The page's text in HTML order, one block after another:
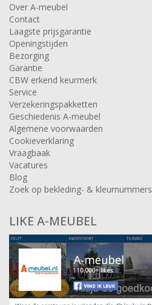
Over A-meubel
Contact
Laagste prijsgarantie
Openingstijden
Bezorging
Garantie
CBW erkend keurmerk
Service
Verzekeringspakketten
Geschiedenis A-meubel
Algemene voorwaarden
Cookieverklaring
Vraagbaak
Vacatures
Blog
Zoek op bekleding- & kleurnummers
LIKE A-MEUBEL